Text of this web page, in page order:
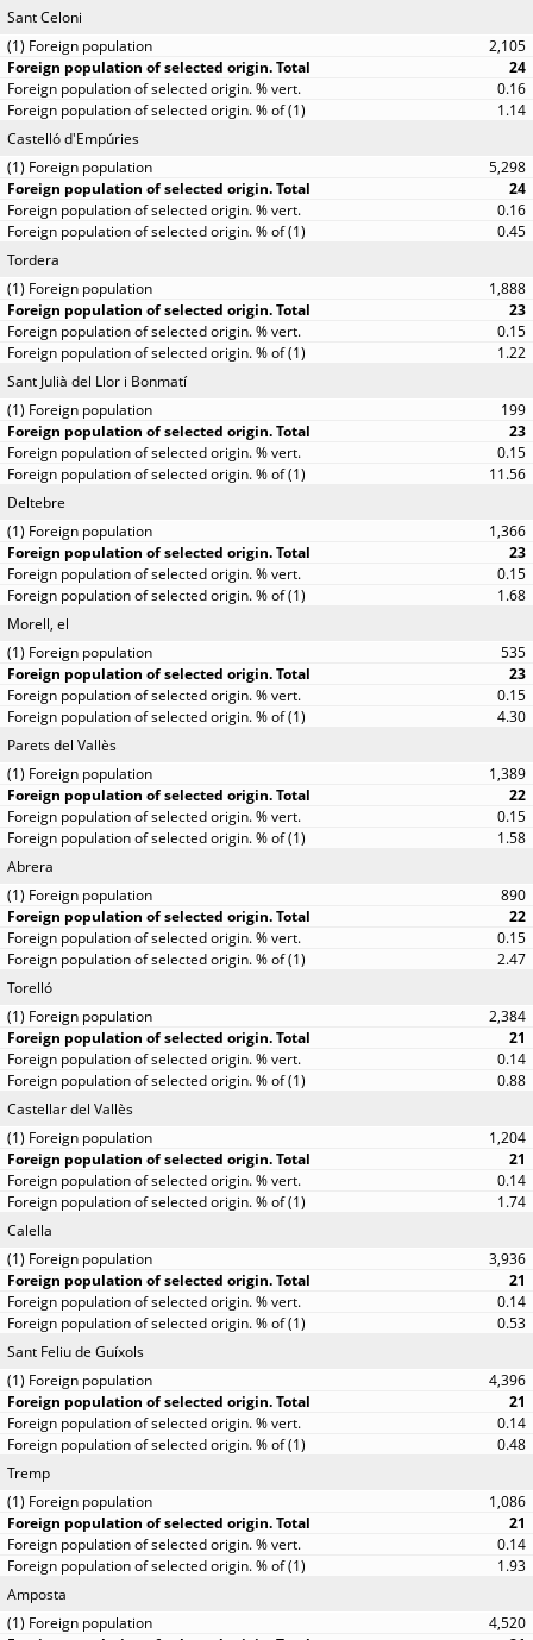
Sant Celoni
2,105
24
0.16
1.14
Castelló d'Empúries
5,298
24
0.16
0.45
Tordera
1,888
23
0.15
1.22
Sant Julià del Llor i Bonmatí
199
23
0.15
11.56
Deltebre
1,366
23
0.15
1.68
Morell, el
535
23
0.15
4.30
Parets del Vallès
1,389
22
0.15
1.58
Abrera
890
22
0.15
2.47
Torelló
2,384
21
0.14
0.88
Castellar del Vallès
1,204
21
0.14
1.74
Calella
3,936
21
0.14
0.53
Sant Feliu de Guíxols
4,396
21
0.14
0.48
Tremp
1,086
21
0.14
1.93
Amposta
4,520